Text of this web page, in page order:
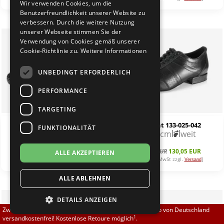
Brautschuhe
Sneaker
Übergrößen 43-44
Flexerinas
Merlet
Nueva Epoca
RayRose
Rummos
Rumpf
TopTanz
Werner Kern 28018
2,0 cm
139,00 EUR
%
Diamant 133-025-042
2,0 cm weit
144,50 EUR 130,05 EUR
[inkl. 19% MwSt zzgl. Versand]
Zwischen 70,00 EUR und 800,00 EUR liefern wir innerhalb von Deutschland
versandkostenfrei! Kostenlose Retoure möglich1.
Wir verwenden Cookies, um die
Benutzerfreundlichkeit unserer Website zu
verbessern. Durch die weitere Nutzung
unserer Webseite stimmen Sie der
Verwendung von Cookies gemäß unserer
Cookie-Richtlinie zu. Weitere Informationen
UNBEDINGT ERFORDERLICH
PERFORMANCE
TARGETING
FUNKTIONALITÄT
ALLE AKZEPTIEREN
ALLE ABLEHNEN
DETAILS ANZEIGEN